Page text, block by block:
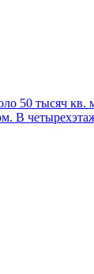
50 тысяч
В